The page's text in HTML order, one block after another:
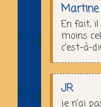
Martine
En fait, il
moins
c’est-à-
JR